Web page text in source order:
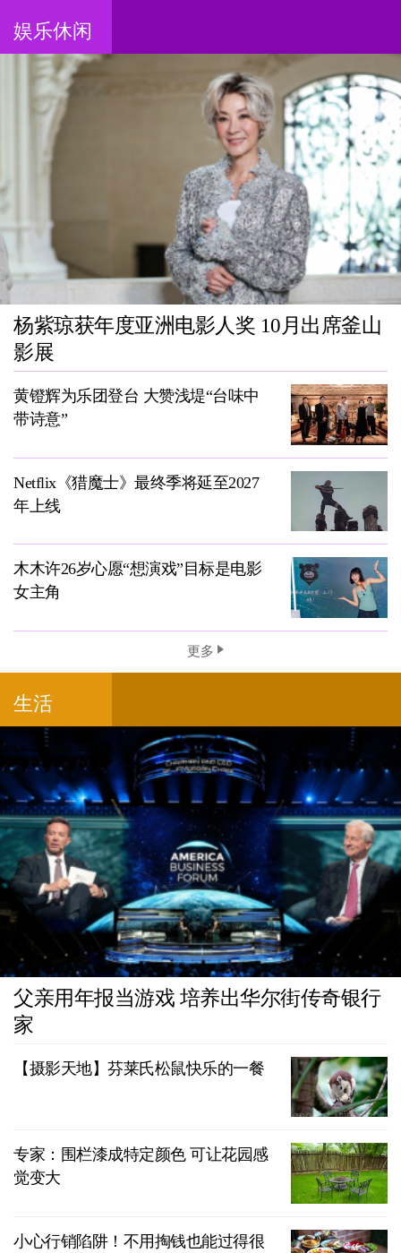
娱乐休闲
杨紫琼获年度亚洲电影人奖 10月出席釜山
影展
黄镫辉为乐团登台 大赞浅堤“台味中
带诗意”
Netflix《猎魔士》最终季将延至2027
年上线
木木许26岁心愿“想演戏”目标是电影
女主角
更多
生活
父亲用年报当游戏 培养出华尔街传奇银行
家
【摄影天地】芬莱氏松鼠快乐的一餐
专家：围栏漆成特定颜色 可让花园感
觉变大
小心行销陷阱！不用掏钱也能过得很